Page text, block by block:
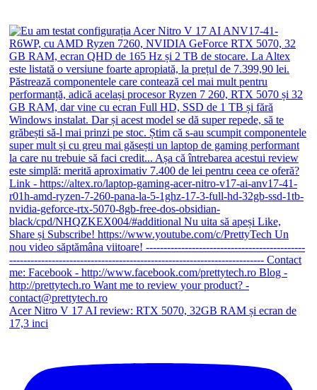
Acer Nitro V 17 AI review: RTX 5070, 32GB RAM și ecran de
17,3 inci